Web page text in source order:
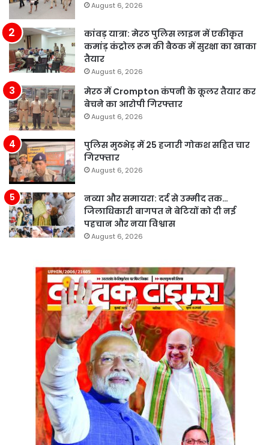
August 6, 2026
कांवड़ यात्रा: मेरठ पुलिस लाइन में एकीकृत
कमांड़ कंट्रोल रूम की बैठक में सुरक्षा का खाका
तैयार
August 6, 2026
मेरठ में Crompton कंपनी के कूलर तैयार कर
बेचने का आरोपी गिरफ्तार
August 6, 2026
पुलिस मुठभेड़ में 25 हजारी गोकश सहित चार
गिरफ्तार
August 6, 2026
नव्या और समायरा: दर्द से उम्मीद तक…
जिलाधिकारी बागपत ने बेटियों को दी नई
पहचान और नया विश्वास
August 6, 2026